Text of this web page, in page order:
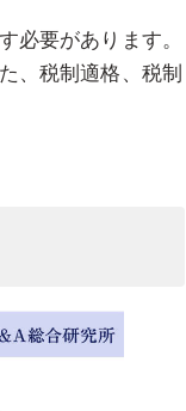
必要があります。
、税制適格、税制